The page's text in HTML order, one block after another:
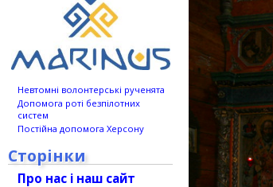
Невтомні волонтерські рученята
Допомога роті безпілотних
систем
Постійна допомога Херсону
Сторінки
Про нас і наш сайт